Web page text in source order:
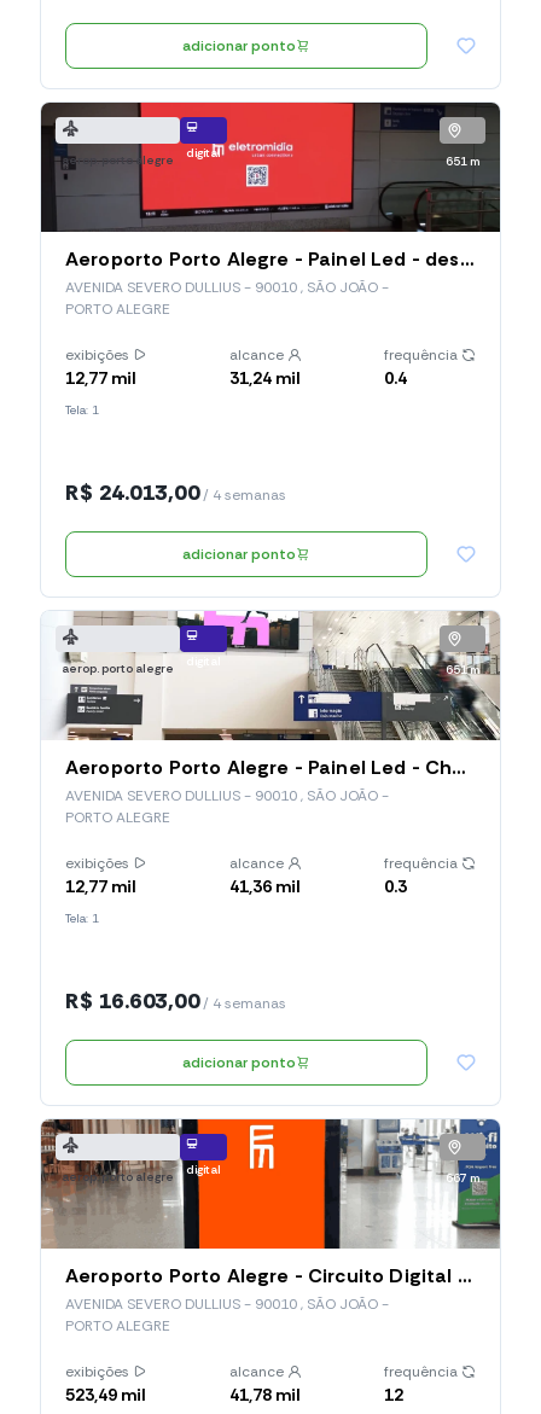
adicionar ponto
aerop. porto alegre digital
651 m
Aeroporto Porto Alegre - Painel Led - desembarque Doméstico (POA06)
AVENIDA SEVERO DULLIUS - 90010 , SÃO JOÃO -
PORTO ALEGRE
exibições
12,77 mil
alcance
31,24 mil
frequência
0.4
Tela: 1
R$ 24.013,00/ 4 semanas
adicionar ponto
aerop. porto alegre digital
651 m
Aeroporto Porto Alegre - Painel Led - Check-In Doméstico (POA04)
AVENIDA SEVERO DULLIUS - 90010 , SÃO JOÃO -
PORTO ALEGRE
exibições
12,77 mil
alcance
41,36 mil
frequência
0.3
Tela: 1
R$ 16.603,00/ 4 semanas
adicionar ponto
aerop. porto alegre digital
667 m
Aeroporto Porto Alegre - Circuito Digital - Embarque (POA02)
AVENIDA SEVERO DULLIUS - 90010 , SÃO JOÃO -
PORTO ALEGRE
exibições
523,49 mil
alcance
41,78 mil
frequência
12